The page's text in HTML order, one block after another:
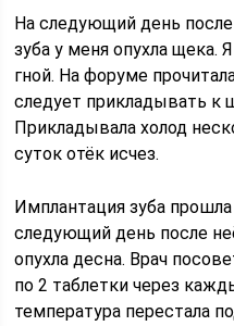
На следующий день
зуба у меня опухла щека.
гной. На форуме
следует прикладывать к
Прикладывала холод
суток отёк исчез.
Имплантация зуба
следующий день после
опухла десна. Врач
по 2 таблетки через
температура перестала